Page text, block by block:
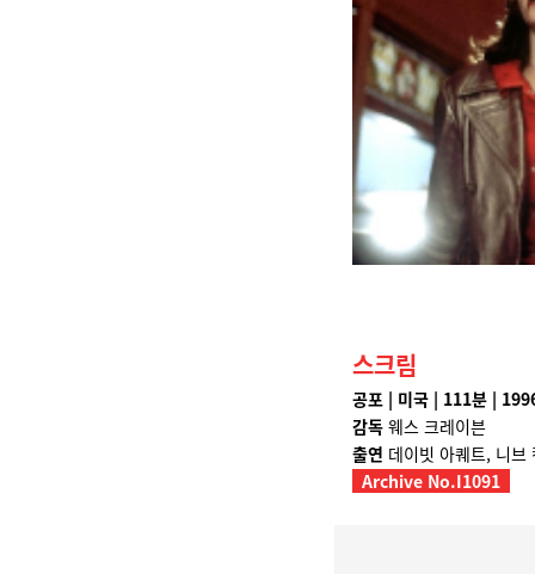
스크림
공포 | 미국 | 111분 |
감독 웨스 크레이븐
출연 데이빗 아퀘트, 니브
Archive No.I1091